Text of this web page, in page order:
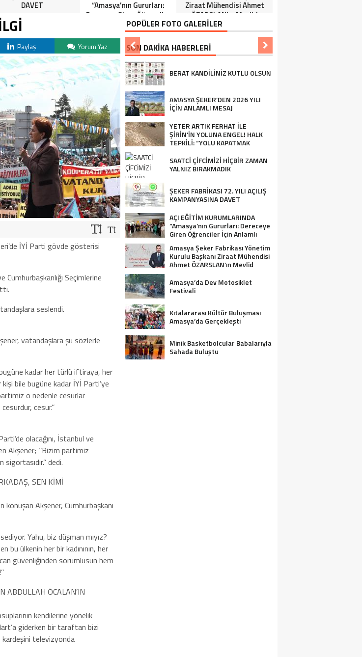
DAVET
“Amasya’nın Gururları:
Dereceye Giren Öğrenciler
İçin Anlamlı Tören”
Ziraat Mühendisi Ahmet
ÖZARSLAN’ın Mevlid
Kandili Mesajı
Paylaş Yorum Yaz
İYİ Parti gövde gösterisi
Seçimlerine
seslendi.
vatandaşlara şu sözlerle
kadar her türlü iftiraya, her
bile bugüne kadar İYİ Parti’ye
o nedenle cesurlar
cesur.’’
olacağını, İstanbul ve
Akşener; ‘’Bizim partimiz
dedi.
SEN KİMİ
konuşan Akşener, Cumhurbaşkanı
Yahu, biz düşman mıyız?
bu ülkenin her bir kadınının, her
güvenliğinden sorumlusun hem
ABDULLAH ÖCALAN’IN
kendilerine yönelik
giderken bir taraftan bizi
kardeşini televizyonda
POPÜLER FOTO GALERİLER
SON DAKİKA HABERLERİ
BERAT KANDİLİNİZ KUTLU OLSUN
AMASYA ŞEKER’DEN 2026 YILI
İÇİN ANLAMLI MESAJ
YETER ARTIK FERHAT İLE
ŞİRİN’İN YOLUNA ENGEL! HALK
TEPKİLİ: “YOLU KAPATMAK
SAATCİ ÇİFCİMİZİ HİÇBİR ZAMAN
YALNIZ BIRAKMADIK
ŞEKER FABRİKASI 72. YILI AÇILIŞ
KAMPANYASINA DAVET
AÇI EĞİTİM KURUMLARINDA
“Amasya’nın Gururları: Dereceye
Giren Öğrenciler İçin Anlamlı
Amasya Şeker Fabrikası Yönetim
Kurulu Başkanı Ziraat Mühendisi
Ahmet ÖZARSLAN’ın Mevlid
Amasya’da Dev Motosiklet
Festivali
Kıtalararası Kültür Buluşması
Amasya’da Gerçekleşti
Minik Basketbolcular Babalarıyla
Sahada Buluştu